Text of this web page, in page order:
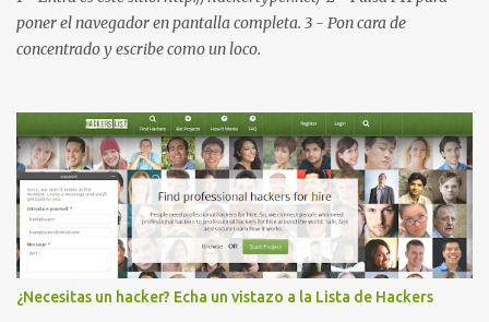
Visualiza la información detallada d...
poner el navegador en pantalla completa. 3 - Pon cara de
concentrado y escribe como un loco.
¿Necesitas un hacker? Echa un vistazo a la Lista de Hackers